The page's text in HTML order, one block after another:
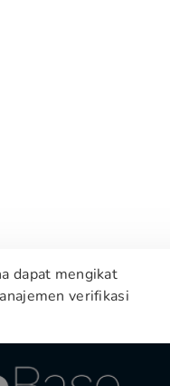
dapat mengikat
verifikasi